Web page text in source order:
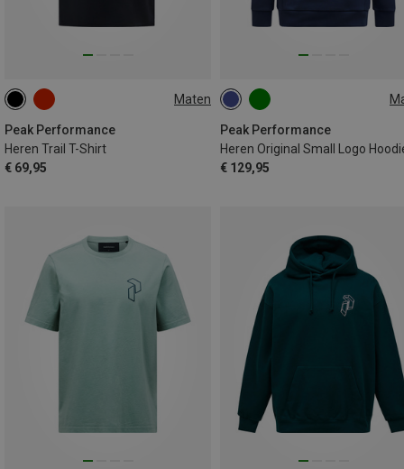
Maten
Peak Performance
Heren Trail T-Shirt
€ 69,95
S M
Peak Performance
Heren Original Small Logo
€ 129,95
S M